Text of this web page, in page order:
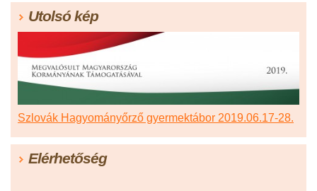
Utolsó kép
Szlovák Hagyományőrző gyermektábor 2019.06.17-28.
Elérhetőség